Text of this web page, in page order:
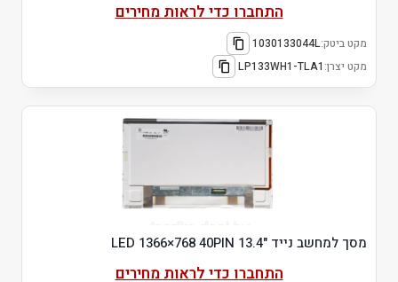
התחברו כדי לראות מחירים
מקט ביטק:1030133044L
מקט יצרן: LP133WH1-TLA1
מסך למחשב נייד "13.4 LED 1366×768 40PIN
התחברו כדי לראות מחירים